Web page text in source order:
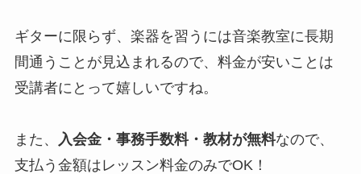
ギターに限らず、楽器を習うには音楽教室に長期
間通うことが見込まれるので、料金が安いことは
受講者にとって嬉しいですね。
また、 入会金・事務手数料・教材が無料なので、
支払う金額はレッスン料金のみでOK！